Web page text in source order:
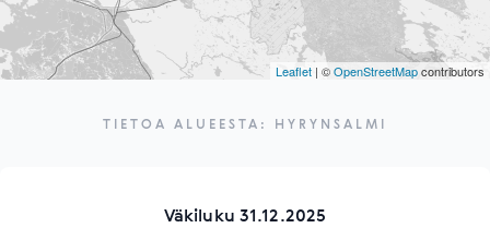
Leaflet | ©OpenStreetMapcontributors
TIETOA ALUEESTA: HYRYNSALMI
Väkiluku 31.12.2025